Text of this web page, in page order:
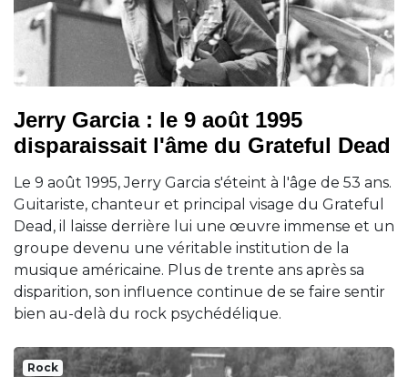
Jerry Garcia : le 9 août 1995
disparaissait l'âme du Grateful Dead
Le 9 août 1995, Jerry Garcia s'éteint à l'âge de 53 ans.
Guitariste, chanteur et principal visage du Grateful
Dead, il laisse derrière lui une œuvre immense et un
groupe devenu une véritable institution de la
musique américaine. Plus de trente ans après sa
disparition, son influence continue de se faire sentir
bien au-delà du rock psychédélique.
Rock